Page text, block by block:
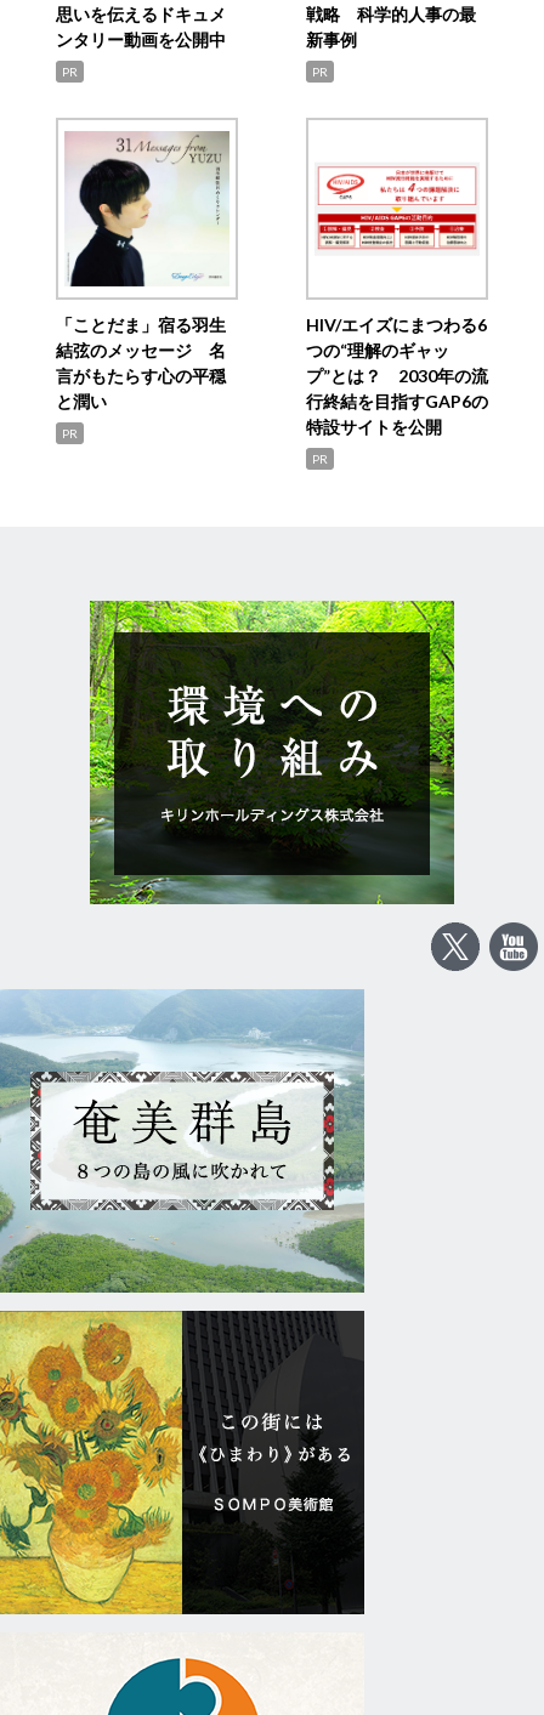
思いを伝えるドキュメ
ンタリー動画を公開中
PR
戦略 科学的人事の最
新事例
PR
「ことだま」宿る羽生
結弦のメッセージ 名
言がもたらす心の平穏
と潤い
PR
HIV/エイズにまつわる6
つの“理解のギャッ
プ”とは？ 2030年の流
行終結を目指すGAP6の
特設サイトを公開
PR